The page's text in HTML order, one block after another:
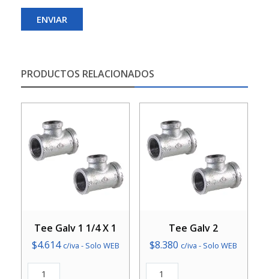
PRODUCTOS RELACIONADOS
Tee Galv 1 1/4 X 1
$4.614 c/iva - Solo WEB
Tee
Tee Galv 2
$8.380 c/iva - Solo WEB
Tee